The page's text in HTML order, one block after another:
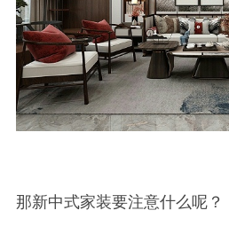
那新中式家装要注意什么呢？